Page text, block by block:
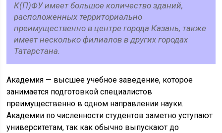
К(П)ФУ имеет большое количество зданий,
расположенных территориально
преимущественно в центре города Казань, также
имеет несколько филиалов в других городах
Татарстана.
Академия — высшее учебное заведение, которое
занимается подготовкой специалистов
преимущественно в одном направлении науки.
Академии по численности студентов заметно уступают
университетам, так как обычно выпускают до